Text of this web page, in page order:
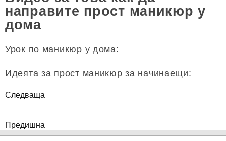
направите прост маникюр у
дома
Урок по маникюр у дома:
Идеята за прост маникюр за начинаещи:
Следваща
Предишна